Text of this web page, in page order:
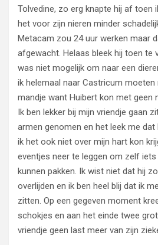
Tolvedine, zo erg knapte hij af toen
het voor zijn nieren minder
Metacam zou 24 uur werken maar
afgewacht. Helaas bleek hij toen te
was niet mogelijk om naar een
ik helemaal naar Castricum moeten
mandje want Huibert kon met geen
Ik ben lekker bij mijn vriendje gaan
armen genomen en het leek me
ik het ook niet over mijn hart kon
eventjes neer te leggen om zelf
kunnen pakken. Ik wist niet dat hij
overlijden en ik ben heel blij dat ik
zitten. Op een gegeven moment
schokjes en aan het einde twee
vriendje geen last meer van zijn